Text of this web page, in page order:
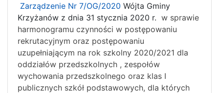
Zarządzenie Nr 7/OG/2020 Wójta Gminy
Krzyżanów z dnia 31 stycznia 2020 r. w sprawie
harmonogramu czynności w postępowaniu
rekrutacyjnym oraz postępowaniu
uzupełniającym na rok szkolny 2020/2021 dla
oddziałów przedszkolnych , zespołów
wychowania przedszkolnego oraz klas I
publicznych szkół podstawowych, dla których